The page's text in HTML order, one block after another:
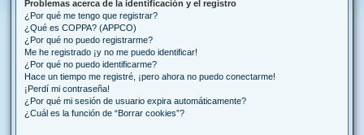
Problemas acerca de la identificación y el registro
¿Por qué me tengo que registrar?
¿Qué es COPPA? (APPCO)
¿Por qué no puedo registrarme?
Me he registrado ¡y no me puedo identificar!
¿Por qué no puedo identificarme?
Hace un tiempo me registré, ¡pero ahora no puedo conectarme!
¡Perdí mi contraseña!
¿Por qué mi sesión de usuario expira automáticamente?
¿Cuál es la función de “Borrar cookies”?